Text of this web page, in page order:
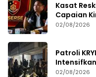
Kasat
Capaian
Kritik dan
02/08/2026
Patroli
02/08/2026